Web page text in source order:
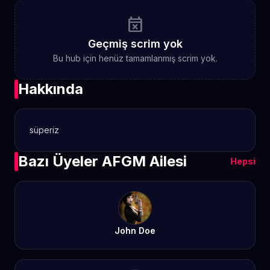
event_busy
Geçmiş scrim yok
Bu hub için henüz tamamlanmış scrim yok.
Hakkında
süperiz
Bazı Üyeler AFGM Ailesi Hepsi
John Doe